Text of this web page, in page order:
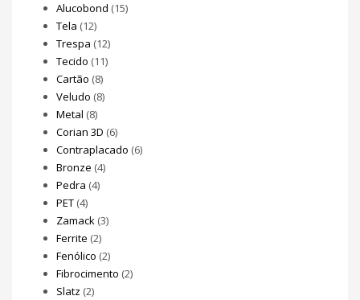
Alucobond (15)
Tela (12)
Trespa (12)
Tecido (11)
Cartão (8)
Veludo (8)
Metal (8)
Corian 3D (6)
Contraplacado (6)
Bronze (4)
Pedra (4)
PET (4)
Zamack (3)
Ferrite (2)
Fenólico (2)
Fibrocimento (2)
Slatz (2)